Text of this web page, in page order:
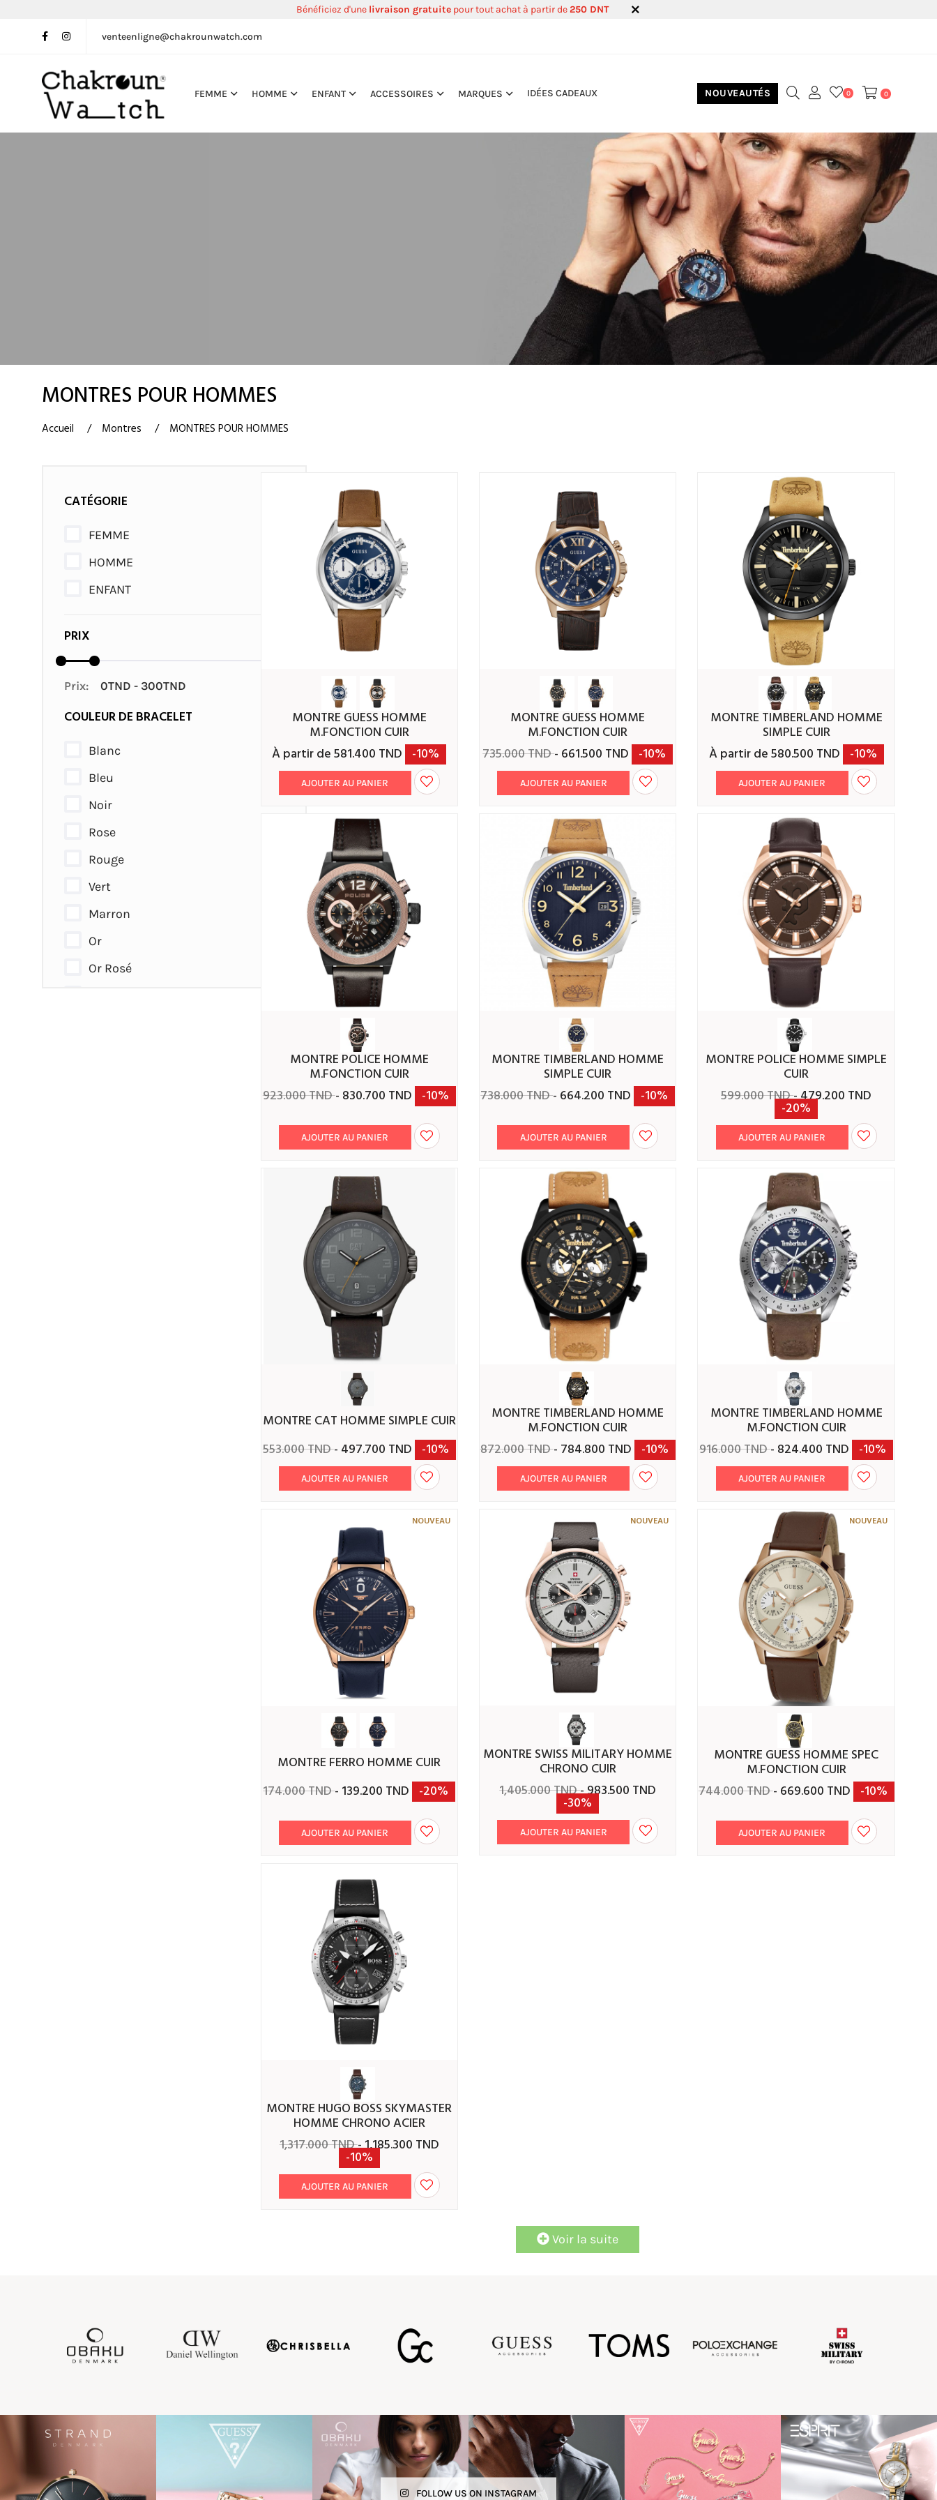
Bénéficiez d'une livraison gratuite pour tout achat à partir de250 DNT
venteenligne@chakrounwatch.com
FEMME HOMME ENFANT ACCESSOIRES MARQUES IDÉES CADEAUX NOUVEAUTÉS 0 0
MONTRES POUR HOMMES
Accueil Montres MONTRES POUR HOMMES
CATÉGORIE
FEMME
HOMME
ENFANT
PRIX
Prix:
COULEUR DE BRACELET
Blanc
Bleu
Noir
Rose
Rouge
Vert
Marron
Or
Or Rosé
Solaire
Non
MARQUES
MONTRE GUESS HOMME
M.FONCTION CUIR
À partir de 581.400 TND -10%
AJOUTER AU PANIER
MONTRE GUESS HOMME
M.FONCTION CUIR
735.000 TND- 661.500 TND -10%
AJOUTER AU PANIER
MONTRE TIMBERLAND HOMME
SIMPLE CUIR
À partir de 580.500 TND -10%
AJOUTER AU PANIER
MONTRE POLICE HOMME
M.FONCTION CUIR
923.000 TND- 830.700 TND -10%
AJOUTER AU PANIER
MONTRE TIMBERLAND HOMME
SIMPLE CUIR
738.000 TND- 664.200 TND -10%
AJOUTER AU PANIER
MONTRE POLICE HOMME SIMPLE
CUIR
599.000 TND- 479.200 TND
-20%
AJOUTER AU PANIER
MONTRE CAT HOMME SIMPLE CUIR
553.000 TND- 497.700 TND -10%
AJOUTER AU PANIER
MONTRE TIMBERLAND HOMME
M.FONCTION CUIR
872.000 TND- 784.800 TND -10%
AJOUTER AU PANIER
MONTRE TIMBERLAND HOMME
M.FONCTION CUIR
916.000 TND- 824.400 TND -10%
AJOUTER AU PANIER
MONTRE FERRO HOMME CUIR
174.000 TND- 139.200 TND -20%
AJOUTER AU PANIER
NOUVEAU
MONTRE SWISS MILITARY HOMME
CHRONO CUIR
1,405.000 TND- 983.500 TND
-30%
AJOUTER AU PANIER
NOUVEAU
MONTRE GUESS HOMME SPEC
M.FONCTION CUIR
744.000 TND- 669.600 TND -10%
AJOUTER AU PANIER
NOUVEAU
MONTRE HUGO BOSS SKYMASTER
HOMME CHRONO ACIER
1,317.000 TND- 1,185.300 TND
-10%
AJOUTER AU PANIER
Voir la suite
FOLLOW US ON INSTAGRAM